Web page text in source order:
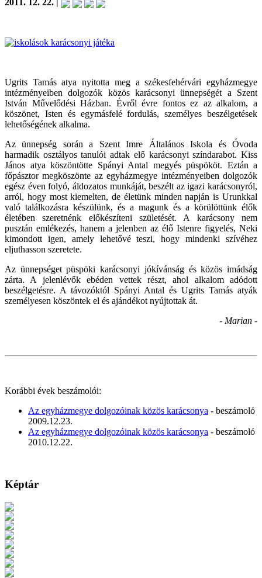
2011. 12. 22. |
Ugrits Tamás atya nyitotta meg a székesfehérvári egyházmegye
intézményeiben dolgozók közös karácsonyi ünnepségét a Szent
István Művelődési Házban. Évről évre fontos ez az alkalom, a
köszönet, Isten és egymásfelé fordulás, személyes beszélgetések
lehetőségének alkalma.
Az ünnepség során a Szent Imre Általános Iskola és Óvoda
harmadik osztályos tanulói adtak elő karácsonyi színdarabot. Kiss
János atya köszöntötte Spányi Antal megyés püspököt. Eztán a
főpásztor megköszönte az egyházmegye intézményeiben dolgozók
egész éven folyó, áldozatos munkáját, beszélt az igazi karácsonyról,
arról, hogy most kiemelten, de életünk minden napján is Urunkkal
való találkozásra készülünk, és a magunk és a körülöttünk élők
életében szeretnénk előkészíteni születését. A karácsony nem
pusztán emlékezés, hanem a jelenben az élő Istenre figyelés, Neki
kimondott igen, amely lehetővé teszi, hogy mindenki szívéhez
eljuthasson szeretete.
Az ünnepséget püspöki karácsonyi jókívánság és közös imádság
zárta. A jelenlévők ebéden vettek részt, ahol alkalom adódott
beszélgetésre. A távozóktól Spányi Antal és Ugrits Tamás atyák
személyesen köszöntek el és ajándékot nyújtottak át.
- Marian -
Korábbi évek beszámolói:
Az egyházmegye dolgozóinak közös karácsonya - beszámoló
2009.12.23.
Az egyházmegye dolgozóinak közös karácsonya - beszámoló
2010.12.22.
Képtár